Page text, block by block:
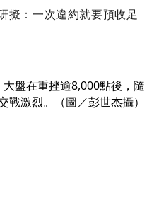
擬：一次違約就要預收足